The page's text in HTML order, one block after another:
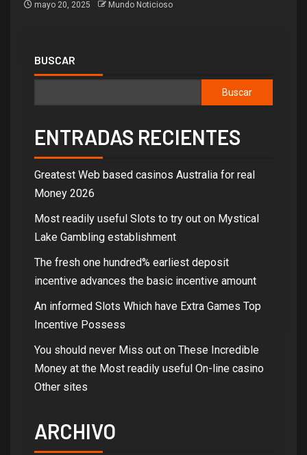
mayo 20, 2025 Mundo Noticioso
BUSCAR
Buscar
ENTRADAS RECIENTES
Greatest Web based casinos Australia for real
Money 2026
Most readily useful Slots to try out on Mystical
Lake Gambling establishment
The fresh one hundred% earliest deposit
incentive advances the basic incentive amount
An informed Slots Which have Extra Games Top
Incentive Possess
You should never Miss out on These Incredible
Money at the Most readily useful On-line casino
Other sites
ARCHIVO